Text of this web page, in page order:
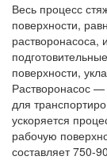
Весь процесс
поверхности,
поверхности,
Растворонасос —
для
ускоряется
рабочую
составляет 750-